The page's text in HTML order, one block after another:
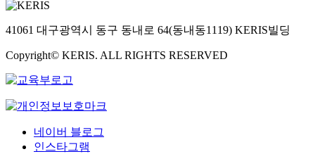
41061 대구광역시 동구 동내로 64(동내동1119) KERIS빌딩
Copyright© KERIS. ALL RIGHTS RESERVED
네이버 블로그
인스타그램